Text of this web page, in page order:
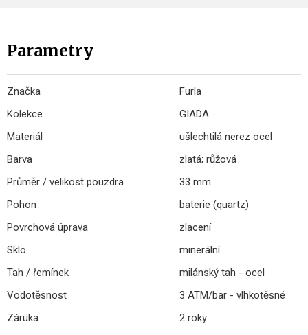
Parametry
Značka
Furla
Kolekce
GIADA
Materiál
ušlechtilá nerez ocel
Barva
zlatá; růžová
Průměr / velikost pouzdra
33 mm
Pohon
baterie (quartz)
Povrchová úprava
zlacení
Sklo
minerální
Tah / řemínek
milánský tah - ocel
Vodotěsnost
3 ATM/bar - vlhkotěsné
Záruka
2 roky